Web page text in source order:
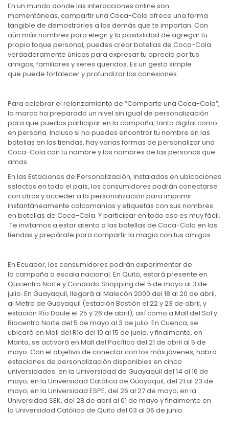
En un mundo donde las interacciones online son
momentáneas, compartir una Coca-Cola ofrece una forma
tangible de demostrarles a los demás que te importan. Con
aún más nombres para elegir y la posibilidad de agregar tu
propio toque personal, puedes crear botellas de Coca-Cola
verdaderamente únicas para expresar tu aprecio por tus
amigos, familiares y seres queridos. Es un gesto simple
que puede fortalecer y profundizar las conexiones.
Para celebrar el relanzamiento de “Comparte una Coca-Cola”,
la marca ha preparado un nivel sin igual de personalización
para que puedas participar en la campaña, tanto digital como
en persona. Incluso si no puedes encontrar tu nombre en las
botellas en las tiendas, hay varias formas de personalizar una
Coca-Cola con tu nombre y los nombres de las personas que
amas.
En las Estaciones de Personalización, instaladas en ubicaciones
selectas en todo el país, los consumidores podrán conectarse
con otros y acceder a la personalización para imprimir
instantáneamente calcomanías y etiquetas con sus nombres
en botellas de Coca-Cola. Y participar en todo eso es muy fácil.
Te invitamos a estar atento a las botellas de Coca-Cola en las
tiendas y prepárate para compartir la magia con tus amigos.
En Ecuador, los consumidores podrán experimentar de
la campaña a escala nacional. En Quito, estará presente en
Quicentro Norte y Condado Shopping del 5 de mayo al 3 de
julio. En Guayaquil, llegará al Malecón 2000 del 18 al 20 de abril,
al Metro de Guayaquil (estación Bastión el 22 y 23 de abril, y
estación Río Daule el 25 y 26 de abril), así como a Mall del Sol y
Riocentro Norte del 5 de mayo al 3 de julio. En Cuenca, se
ubicará en Mall del Río del 10 al 15 de junio, y finalmente, en
Manta, se activará en Mall del Pacífico del 21 de abril al 5 de
mayo. Con el objetivo de conectar con los más jóvenes, habrá
estaciones de personalización disponibles en cinco
universidades: en la Universidad de Guayaquil del 14 al 16 de
mayo; en la Universidad Católica de Guayaquil, del 21 al 23 de
mayo; en la Universidad ESPE, del 26 al 27 de mayo; en la
Universidad SEK, del 28 de abril al 01 de mayo y finalmente en
la Universidad Católica de Quito del 03 al 06 de junio.